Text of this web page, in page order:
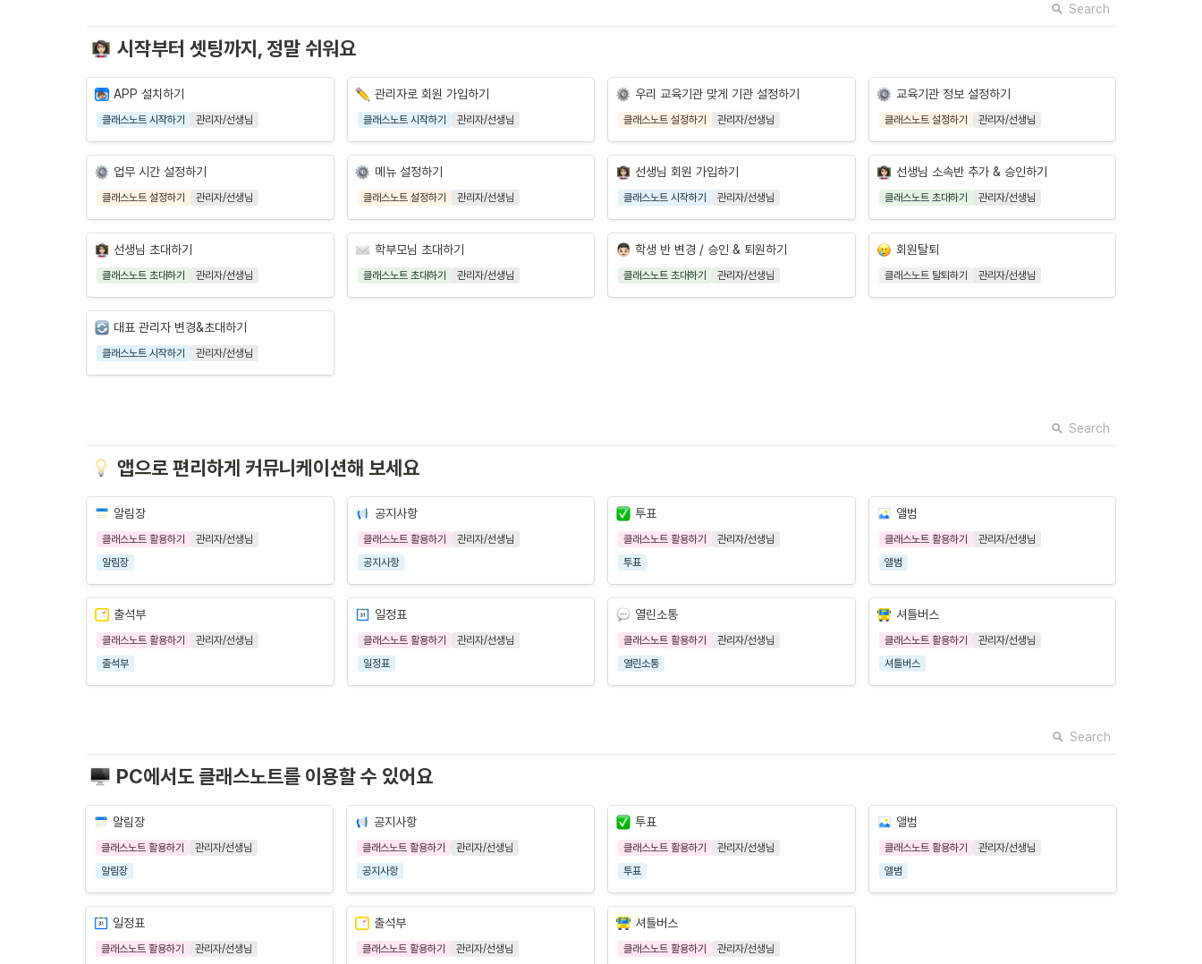
Search
시작부터 셋팅까지, 정말 쉬워요
APP 설치하기
클래스노트 시작하기 관리자/선생님
관리자로 회원 가입하기
클래스노트 시작하기 관리자/선생님
우리 교육기관 맞게 기관 설정하기
클래스노트 설정하기 관리자/선생님
교육기관 정보 설정하기
클래스노트 설정하기 관리자/선생님
업무 시간 설정하기
클래스노트 설정하기 관리자/선생님
메뉴 설정하기
클래스노트 설정하기 관리자/선생님
선생님 회원 가입하기
클래스노트 시작하기 관리자/선생님
선생님 소속반 추가 & 승인하기
클래스노트 초대하기 관리자/선생님
선생님 초대하기
클래스노트 초대하기 관리자/선생님
학부모님 초대하기
클래스노트 초대하기 관리자/선생님
학생 반 변경 / 승인 & 퇴원하기
클래스노트 초대하기 관리자/선생님
회원탈퇴
클래스노트 탈퇴하기 관리자/선생님
대표 관리자 변경&초대하기
클래스노트 시작하기 관리자/선생님
Search
앱으로 편리하게 커뮤니케이션해 보세요
알림장
클래스노트 활용하기
관리자/선생님
알림장
공지사항
클래스노트 활용하기
관리자/선생님
공지사항
투표
클래스노트 활용하기
관리자/선생님
투표
앨범
클래스노트 활용하기
관리자/선생님
앨범
출석부
클래스노트 활용하기
관리자/선생님
출석부
일정표
클래스노트 활용하기
관리자/선생님
일정표
열린소통
클래스노트 활용하기
관리자/선생님
열린소통
셔틀버스
클래스노트 활용하기
관리자/선생님
셔틀버스
Search
PC에서도 클래스노트를 이용할 수 있어요
알림장
클래스노트 활용하기
관리자/선생님
알림장
공지사항
클래스노트 활용하기
관리자/선생님
공지사항
투표
클래스노트 활용하기
관리자/선생님
투표
앨범
클래스노트 활용하기
관리자/선생님
앨범
일정표
클래스노트 활용하기
관리자/선생님
출석부
클래스노트 활용하기
관리자/선생님
셔틀버스
클래스노트 활용하기
관리자/선생님